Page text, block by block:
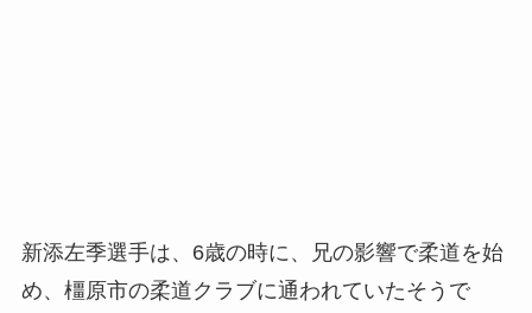
新添左季選手は、6歳の時に、兄の影響で柔道を始
め、橿原市の柔道クラブに通われていたそうで